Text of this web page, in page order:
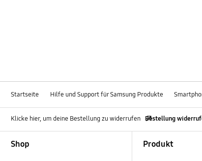
Startseite Hilfe und Support für Samsung Produkte
Klicke hier, um deine Bestellung zu widerrufen Bestellung
Shop Produkt